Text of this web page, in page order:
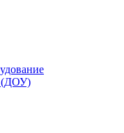
(ДОУ)